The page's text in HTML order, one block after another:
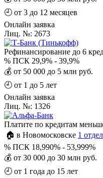
🕘 от 3 до 12 месяцев
Онлайн заявка
Лиц. №: 2673
Рефинансирование до 6
% ПСК 29,9% - 39,9%
💰 от 50 000 до 5 млн руб.
🕘 от 1 до 5 лет
Онлайн заявка
Лиц. №: 1326
Платите по кредитам
🏠 в Новомосковске 1
% ПСК 18,990% - 53,999%
💰 от 30 000 до 30 млн руб.
🕘 от 1 года до 15 лет